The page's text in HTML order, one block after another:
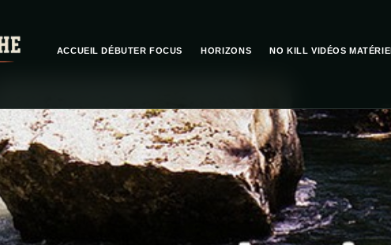
ACCUEIL DÉBUTER FOCUS HORIZONS NO KILL VIDÉOS